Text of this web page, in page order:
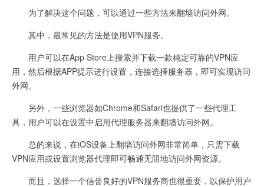
为了解决这个问题，可以通过一些方法来翻墙访问外网。
其中，最常见的方法是使用VPN服务。
用户可以在App Store上搜索并下载一款稳定可靠的VPN应
用，然后根据APP提示进行设置，连接选择服务器，即可实现访问
外网。
另外，一些浏览器如Chrome和Safari也提供了一些代理工
具，用户可以在设置中启用代理服务器来翻墙访问外网。
总的来说，在iOS设备上翻墙访问外网非常简单，只需下载
VPN应用或设置浏览器代理即可畅通无阻地访问外网资源。
而且，选择一个信誉良好的VPN服务商也很重要，以保护用户